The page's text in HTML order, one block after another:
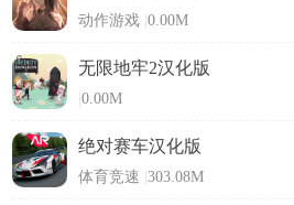
动作游戏 0.00M
无限地牢2汉化版
0.00M
绝对赛车汉化版
体育竞速 303.08M